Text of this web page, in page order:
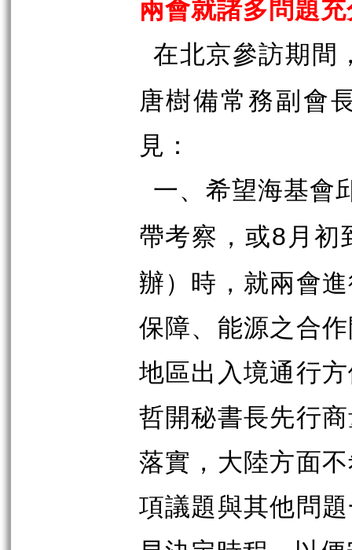
兩會就諸多問題
在北京參訪期間
唐樹備常務副會
見：
一、希望海基會
帶考察，或8 月初
辦）時，就兩會
保障、能源之合
地區出入境通行
哲開秘書長先行
落實，大陸方面
項議題與其他問